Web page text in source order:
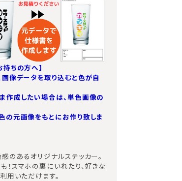
ちの方へ】
像データを取り込むと色が自
作成したい場合は、単色画像の
の元画像をもとにお作り致しま
のあるオリジナルステッカー。
！ スマホの裏にいれたり、好きな
用いただけます。